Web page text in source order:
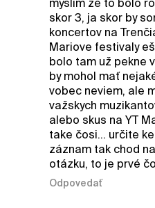
myslim že to bolo
skor 3, ja skor by
koncertov na
Mariove festivaly
bolo tam už pekne
by mohol mať
vobec neviem, ale
važskych
alebo skus na YT
take čosi... určite
záznam tak chod
otázku, to je prvé
Odpovedať